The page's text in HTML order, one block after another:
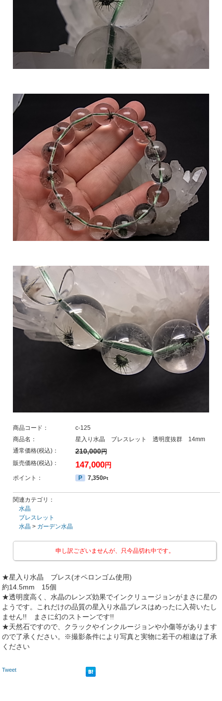
商品コード：
c-125
商品名：
星入り水晶 ブレスレット 透明度抜群 14mm
通常価格(税込)：
210,000円
販売価格(税込)： 147,000円
ポイント： P 7,350Pt
関連カテゴリ：
水晶
ブレスレット
水晶 > ガーデン水晶
申し訳ございませんが、只今品切れ中です。
★星入り水晶 ブレス(オペロンゴム使用)
約14.5mm 15個
★透明度高く、水晶のレンズ効果でインクリュージョンがまさに星の
ようです。これだけの品質の星入り水晶ブレスはめったに入荷いたし
ません!! まさに幻のストーンです!!
★天然石ですので、クラックやインクルージョンや小傷等があります
ので了承ください。※撮影条件により写真と実物に若干の相違は了承
ください
Tweet